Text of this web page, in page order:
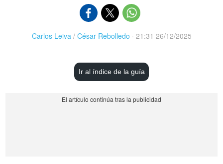
Carlos Leiva / César Rebolledo · 21:31 26/12/2025
Ir al índice de la guía